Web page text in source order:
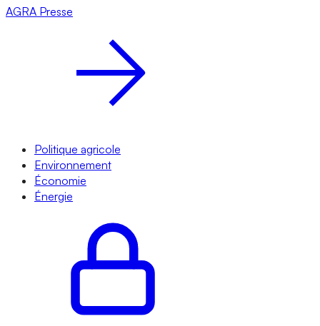
AGRA Presse
Politique agricole
Environnement
Économie
Énergie